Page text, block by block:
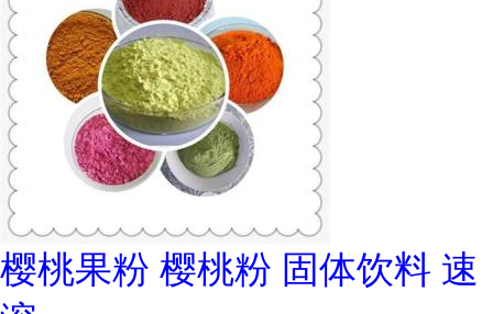
樱桃果粉 樱桃粉 固体饮料 速